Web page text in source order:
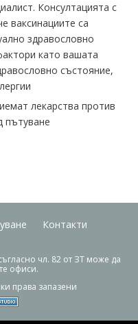
Консултацията с
ваксинациите са
здравословно
като вашата
състояние,
лекарства против
пътуване
Контакти
чл. 82 от ЗТ може да
офиси.
права запазени